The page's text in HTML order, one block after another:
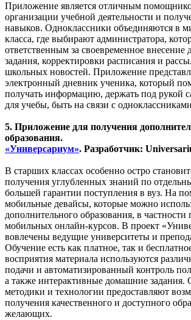
Приложение является отличным
организации учебной деятельности и
навыков. Одноклассники объединяются в
класса, где выбирают администратора,
ответственным за своевременное внесение
задания, корректировки расписания и
школьных новостей. Приложение
электронный дневник ученика, который
получать информацию, держать под рукой
для учебы, быть на связи с
5. Приложение для получения
образования.
«Универсариум». Разработчик:
В старших классах особенно остро
получения углубленных знаний по
большей гарантии поступления в вуз. На
мобильные девайсы, которые можно
дополнительного образования, в
мобильных онлайн-курсов. В проект
вовлечены ведущие университеты и
Обучение есть как платное, так и
восприятия материала используются
подачи и автоматизированный контроль
а также интерактивные домашние задания.
методики и технологии предоставляют
получения качественного и доступного
желающих.